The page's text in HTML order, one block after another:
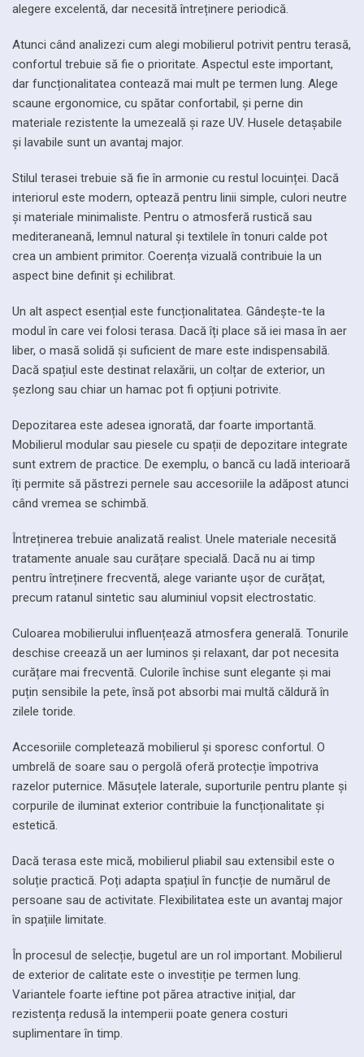
alegere excelentă, dar necesită întreținere periodică.
Atunci când analizezi cum alegi mobilierul potrivit pentru terasă,
confortul trebuie să fie o prioritate. Aspectul este important,
dar funcționalitatea contează mai mult pe termen lung. Alege
scaune ergonomice, cu spătar confortabil, și perne din
materiale rezistente la umezeală și raze UV. Husele detașabile
și lavabile sunt un avantaj major.
Stilul terasei trebuie să fie în armonie cu restul locuinței. Dacă
interiorul este modern, optează pentru linii simple, culori neutre
și materiale minimaliste. Pentru o atmosferă rustică sau
mediteraneană, lemnul natural și textilele în tonuri calde pot
crea un ambient primitor. Coerența vizuală contribuie la un
aspect bine definit și echilibrat.
Un alt aspect esențial este funcționalitatea. Gândește-te la
modul în care vei folosi terasa. Dacă îți place să iei masa în aer
liber, o masă solidă și suficient de mare este indispensabilă.
Dacă spațiul este destinat relaxării, un colțar de exterior, un
șezlong sau chiar un hamac pot fi opțiuni potrivite.
Depozitarea este adesea ignorată, dar foarte importantă.
Mobilierul modular sau piesele cu spații de depozitare integrate
sunt extrem de practice. De exemplu, o bancă cu ladă interioară
îți permite să păstrezi pernele sau accesoriile la adăpost atunci
când vremea se schimbă.
Întreținerea trebuie analizată realist. Unele materiale necesită
tratamente anuale sau curățare specială. Dacă nu ai timp
pentru întreținere frecventă, alege variante ușor de curățat,
precum ratanul sintetic sau aluminiul vopsit electrostatic.
Culoarea mobilierului influențează atmosfera generală. Tonurile
deschise creează un aer luminos și relaxant, dar pot necesita
curățare mai frecventă. Culorile închise sunt elegante și mai
puțin sensibile la pete, însă pot absorbi mai multă căldură în
zilele toride.
Accesoriile completează mobilierul și sporesc confortul. O
umbrelă de soare sau o pergolă oferă protecție împotriva
razelor puternice. Măsuțele laterale, suporturile pentru plante și
corpurile de iluminat exterior contribuie la funcționalitate și
estetică.
Dacă terasa este mică, mobilierul pliabil sau extensibil este o
soluție practică. Poți adapta spațiul în funcție de numărul de
persoane sau de activitate. Flexibilitatea este un avantaj major
în spațiile limitate.
În procesul de selecție, bugetul are un rol important. Mobilierul
de exterior de calitate este o investiție pe termen lung.
Variantele foarte ieftine pot părea atractive inițial, dar
rezistența redusă la intemperii poate genera costuri
suplimentare în timp.